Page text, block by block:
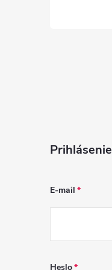
Prihlásenie
E-mail
Heslo